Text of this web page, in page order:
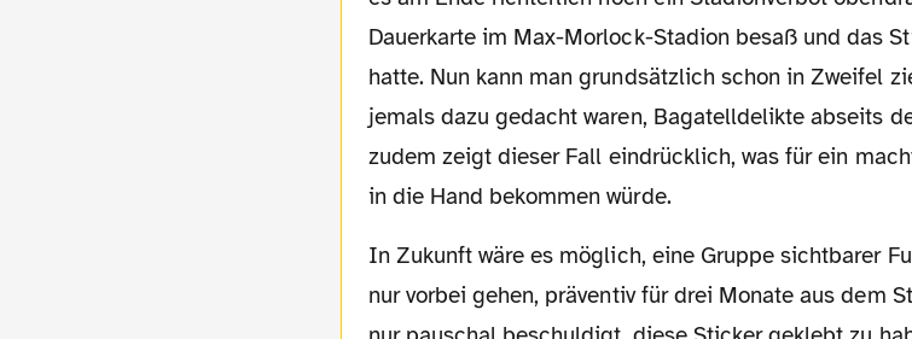
Dauerkarte im Max-Morlock-Stadion besaß und das
hatte. Nun kann man grundsätzlich schon in Zweifel
jemals dazu gedacht waren, Bagatelldelikte abseits
zudem zeigt dieser Fall eindrücklich, was für ein
in die Hand bekommen würde.
In Zukunft wäre es möglich, eine Gruppe sichtbarer Fußballfans, die an diesem Schild
nur vorbei gehen, präventiv für drei Monate aus dem